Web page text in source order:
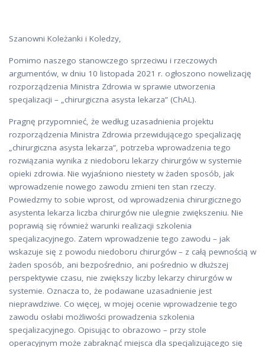
Szanowni Koleżanki i Koledzy,
Pomimo naszego stanowczego sprzeciwu i rzeczowych
argumentów, w dniu 10 listopada 2021 r. ogłoszono nowelizację
rozporządzenia Ministra Zdrowia w sprawie utworzenia
specjalizacji – „chirurgiczna asysta lekarza” (ChAL).
Pragnę przypomnieć, że według uzasadnienia projektu
rozporządzenia Ministra Zdrowia przewidującego specjalizację
„chirurgiczna asysta lekarza”, potrzeba wprowadzenia tego
rozwiązania wynika z niedoboru lekarzy chirurgów w systemie
opieki zdrowia. Nie wyjaśniono niestety w żaden sposób, jak
wprowadzenie nowego zawodu zmieni ten stan rzeczy.
Powiedzmy to sobie wprost, od wprowadzenia chirurgicznego
asystenta lekarza liczba chirurgów nie ulegnie zwiększeniu. Nie
poprawią się również warunki realizacji szkolenia
specjalizacyjnego. Zatem wprowadzenie tego zawodu – jak
wskazuje się z powodu niedoboru chirurgów – z całą pewnością w
żaden sposób, ani bezpośrednio, ani pośrednio w dłuższej
perspektywie czasu, nie zwiększy liczby lekarzy chirurgów w
systemie. Oznacza to, że podawane uzasadnienie jest
nieprawdziwe. Co więcej, w mojej ocenie wprowadzenie tego
zawodu osłabi możliwości prowadzenia szkolenia
specjalizacyjnego. Opisując to obrazowo – przy stole
operacyjnym może zabraknąć miejsca dla specjalizującego się